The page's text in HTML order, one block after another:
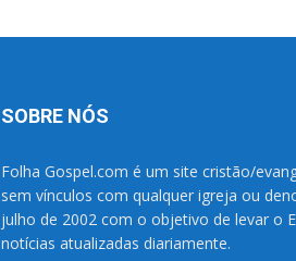
SOBRE NÓS
Folha Gospel.com é um site cristão/
sem vínculos com qualquer igreja ou
julho de 2002 com o objetivo de levar o
notícias atualizadas diariamente.